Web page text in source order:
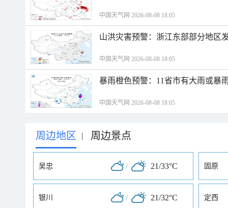
中国天气网 2026-08-08 18:05
山洪灾害预警：浙江东部部分地区
中国天气网 2026-08-08 18:05
暴雨橙色预警：11省市有大雨或暴
中国天气网 2026-08-08 18:05
周边地区 | 周边景点
吴忠 / 21/33°C 固原
银川 / 21/32°C 定西